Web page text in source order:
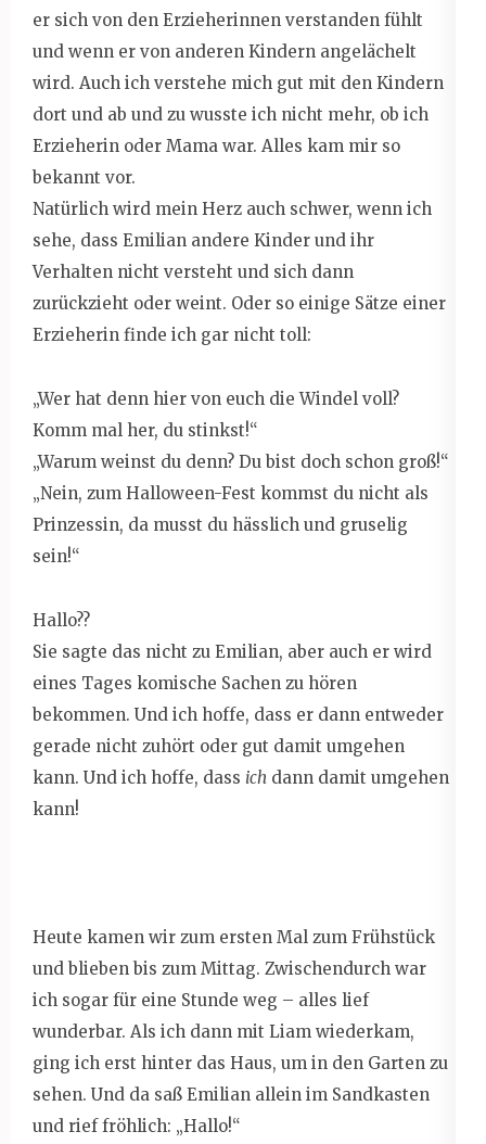
er sich von den Erzieherinnen verstanden fühlt
und wenn er von anderen Kindern angelächelt
wird. Auch ich verstehe mich gut mit den Kindern
dort und ab und zu wusste ich nicht mehr, ob ich
Erzieherin oder Mama war. Alles kam mir so
bekannt vor.
Natürlich wird mein Herz auch schwer, wenn ich
sehe, dass Emilian andere Kinder und ihr
Verhalten nicht versteht und sich dann
zurückzieht oder weint. Oder so einige Sätze einer
Erzieherin finde ich gar nicht toll:
„Wer hat denn hier von euch die Windel voll?
Komm mal her, du stinkst!“
„Warum weinst du denn? Du bist doch schon groß!“
„Nein, zum Halloween-Fest kommst du nicht als
Prinzessin, da musst du hässlich und gruselig
sein!“
Hallo??
Sie sagte das nicht zu Emilian, aber auch er wird
eines Tages komische Sachen zu hören
bekommen. Und ich hoffe, dass er dann entweder
gerade nicht zuhört oder gut damit umgehen
kann. Und ich hoffe, dass ich dann damit umgehen
kann!
Heute kamen wir zum ersten Mal zum Frühstück
und blieben bis zum Mittag. Zwischendurch war
ich sogar für eine Stunde weg – alles lief
wunderbar. Als ich dann mit Liam wiederkam,
ging ich erst hinter das Haus, um in den Garten zu
sehen. Und da saß Emilian allein im Sandkasten
und rief fröhlich: „Hallo!“